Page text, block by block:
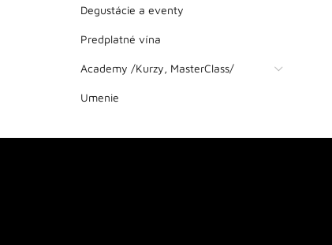
Degustácie a eventy
Predplatné vína
Academy /Kurzy, MasterClass/
Umenie